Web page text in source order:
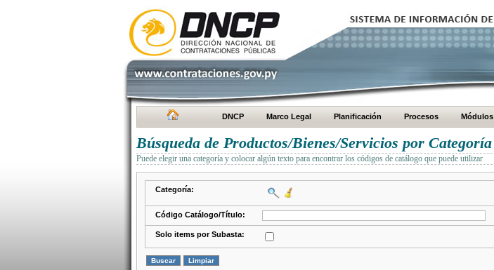
DNCP Marco Legal Planificación Procesos Módulos
Búsqueda de Productos/Bienes/Servicios por Categoría
Puede elegir una categoría y colocar algún texto para encontrar los códigos de catálogo que puede utilizar
Categoría:
Código Catálogo/Título:
Solo items por Subasta: